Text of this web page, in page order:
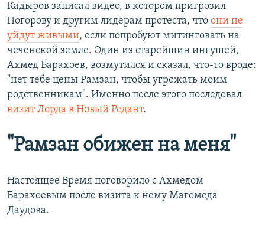
Кадыров записал видео, в котором пригрозил
Погорову и другим лидерам протеста, что они не
уйдут живыми, если попробуют митинговать на
чеченской земле. Один из старейшин ингушей,
Ахмед Барахоев, возмутился и сказал, что-то вроде:
"нет тебе цены Рамзан, чтобы угрожать моим
родственникам". Именно после этого последовал
визит Лорда в Новый Редант.
"Рамзан обижен на меня"
Настоящее Время поговорило с Ахмедом
Барахоевым после визита к нему Магомеда
Даудова.